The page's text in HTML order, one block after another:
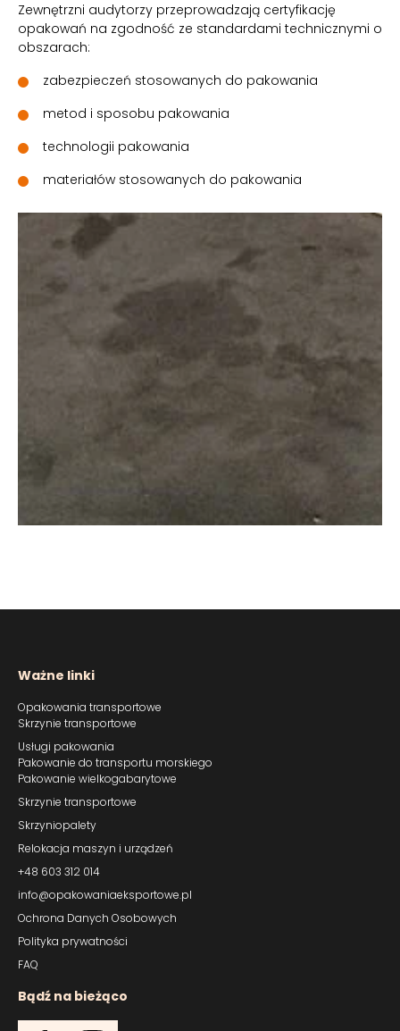
Zewnętrzni audytorzy przeprowadzają certyfikację
opakowań na zgodność ze standardami technicznymi o
obszarach:
zabezpieczeń stosowanych do pakowania
metod i sposobu pakowania
technologii pakowania
materiałów stosowanych do pakowania
Ważne linki
Opakowania transportowe
Skrzynie transportowe
Usługi pakowania
Pakowanie do transportu morskiego
Pakowanie wielkogabarytowe
Skrzynie transportowe
Skrzyniopalety
Relokacja maszyn i urządzeń
+48 603 312 014
info@opakowaniaeksportowe.pl
Ochrona Danych Osobowych
Polityka prywatności
FAQ
Bądź na bieżąco